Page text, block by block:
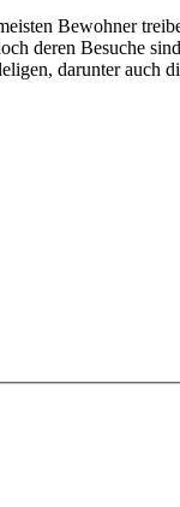
Bewohner
deren Besuche
darunter auch